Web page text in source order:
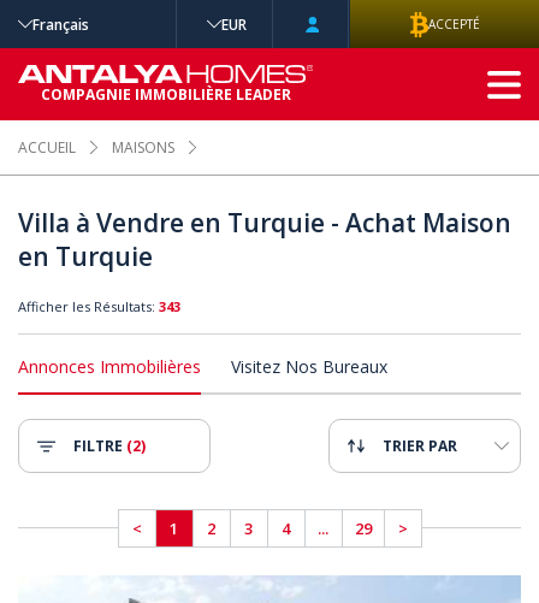
ACCUEIL MAISONS
Villa à Vendre en Turquie - Achat Maison
en Turquie
Afficher les Résultats: 343
Annonces Immobilières Visitez Nos Bureaux
FILTRE (2) TRIER PAR
< 1 2 3 4 ... 29 >
Près Des Terrains De Golf À Belek 2
Français EUR ACCEPTÉ
COMPAGNIE IMMOBILIÈRE LEADER
RECHERCHE
AVANCÉE